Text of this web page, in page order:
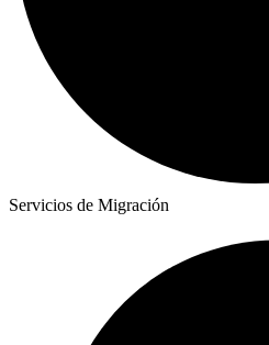
Servicios de Migración